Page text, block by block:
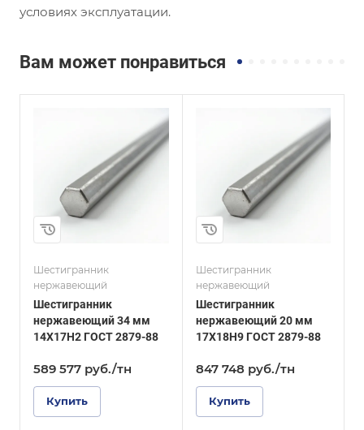
условиях эксплуатации.
Вам может понравиться
Шестигранник
нержавеющий
Шестигранник
нержавеющий 34 мм
14Х17Н2 ГОСТ 2879-88
589 577 руб./тн
Купить
Сплав / Марка стали
ГОСТ, ТУ
ГОСТ 2879-88
Технология
изготовления
20
Шестигранник
нержавеющий
Шестигранник
нержавеющий 20 мм
17Х18Н9 ГОСТ 2879-88
847 748 руб./тн
Купить
Сплав / Марка стали
ГОСТ, ТУ
ГОСТ 2879-88
Технология
изготовления
36